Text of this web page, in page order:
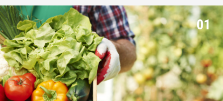
01